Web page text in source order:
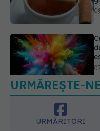
URMĂREȘTE-
URMĂRITORI